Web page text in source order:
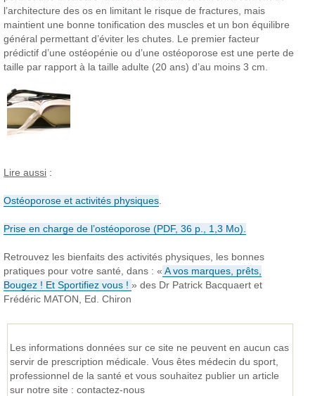
l’architecture des os en limitant le risque de fractures, mais
maintient une bonne tonification des muscles et un bon équilibre
général permettant d’éviter les chutes. Le premier facteur
prédictif d’une ostéopénie ou d’une ostéoporose est une perte de
taille par rapport à la taille adulte (20 ans) d’au moins 3 cm.
Lire aussi :
Ostéoporose et activités physiques
Prise en charge de l’ostéoporose (PDF, 36 p., 1,3 Mo).
Retrouvez les bienfaits des activités physiques, les bonnes
pratiques pour votre santé, dans : « A vos marques, prêts,
Bougez ! Et Sportifiez vous !» des Dr Patrick Bacquaert et
Frédéric MATON, Ed. Chiron
Les informations données sur ce site ne peuvent en aucun cas
servir de prescription médicale. Vous êtes médecin du sport,
professionnel de la santé et vous souhaitez publier un article
sur notre site : contactez-nous